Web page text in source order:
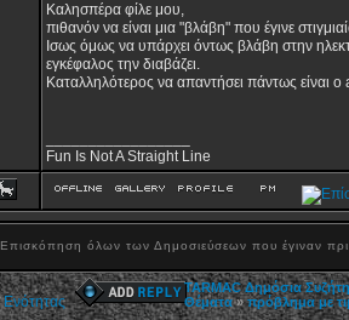
Καλησπέρα φίλε μου,
πιθανόν να είναι μια "βλάβη" που έγινε
Ισως όμως να υπάρχει όντως βλάβη στην
εγκέφαλος την διαβάζει.
Καταλληλότερος να απαντήσει πάντως είναι
Fun Is Not A Straight Line
Επισκόπηση όλων των Δημοσιεύσεων που έγιναν
TARMAC Δημόσια
Θέματα»πρόβλημα με